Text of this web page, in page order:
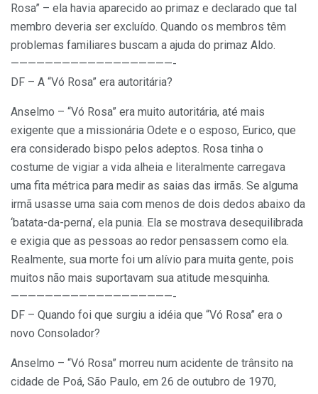
Rosa” – ela havia aparecido ao primaz e declarado que tal
membro deveria ser excluído. Quando os membros têm
problemas familiares buscam a ajuda do primaz Aldo.
———————————————————-
DF – A “Vó Rosa” era autoritária?
Anselmo – “Vó Rosa” era muito autoritária, até mais
exigente que a missionária Odete e o esposo, Eurico, que
era considerado bispo pelos adeptos. Rosa tinha o
costume de vigiar a vida alheia e literalmente carregava
uma fita métrica para medir as saias das irmãs. Se alguma
irmã usasse uma saia com menos de dois dedos abaixo da
‘batata-da-perna’, ela punia. Ela se mostrava desequilibrada
e exigia que as pessoas ao redor pensassem como ela.
Realmente, sua morte foi um alívio para muita gente, pois
muitos não mais suportavam sua atitude mesquinha.
———————————————————-
DF – Quando foi que surgiu a idéia que “Vó Rosa” era o
novo Consolador?
Anselmo – “Vó Rosa” morreu num acidente de trânsito na
cidade de Poá, São Paulo, em 26 de outubro de 1970,